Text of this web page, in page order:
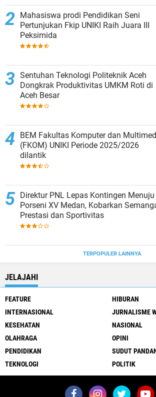
Mahasiswa prodi Pendidikan Seni
Pertunjukan Fkip UNIKI Raih Juara III
Peksimida
Sentuhan Teknologi Politeknik Aceh
Dongkrak Produktivitas UMKM Roti di
Aceh Besar
BEM Fakultas Komputer dan
(FKOM) UNIKI Periode 2025/2026
dilantik
Direktur PNL Lepas Kontingen Menuju
Porseni XV Medan, Kobarkan
Prestasi dan Sportivitas
TERPOPULER LAINNYA
JELAJAHI
FEATURE
HIBURAN
INTERNASIONAL
JURNALISME
KESEHATAN
NASIONAL
OLAHRAGA
OPINI
PENDIDIKAN
SUDUT
TEKNOLOGI
POLITIK